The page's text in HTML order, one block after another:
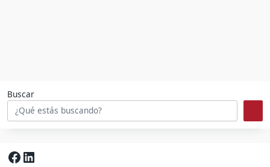
Buscar
Facebook
LinkedIn